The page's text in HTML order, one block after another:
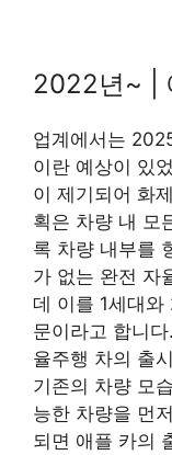
2022년~ |
업계에서는
이란 예상이 있
이 제기되어 화
획은 차량 내 모
록 차량 내부를
가 없는 완전 자
데 이를 1세대와
문이라고 합니
율주행 차의 출
기존의 차량 모
능한 차량을 먼
되면 애플 카의